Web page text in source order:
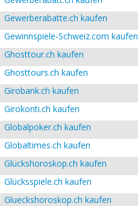
Gewerberabatte.ch kaufen
Gewinnspiele-Schweiz.com kaufen
Ghosttour.ch kaufen
Ghosttours.ch kaufen
Girobank.ch kaufen
Girokonti.ch kaufen
Globalpoker.ch kaufen
Globaltimes.ch kaufen
Glückshoroskop.ch kaufen
Glücksspiele.ch kaufen
Glueckshoroskop.ch kaufen